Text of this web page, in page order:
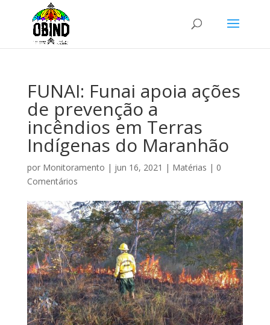
FUNAI: Funai apoia ações
de prevenção a
incêndios em Terras
Indígenas do Maranhão
por Monitoramento | jun 16, 2021 | Matérias | 0
Comentários